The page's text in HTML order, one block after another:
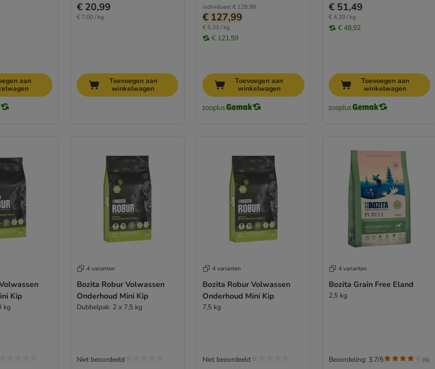
aan
€ 20,99
€ 7,00 / kg
Toevoegen aan
winkelwagen
individueel€ 128,98
€ 127,99
€ 5,33 / kg
€ 121,59
Toevoegen aan
winkelwagen
€ 51,49
€ 4,29 / kg
€ 48,92
Toevoegen aan
winkelwagen
Kip
kg
4 varianten
Bozita Robur Volwassen
Onderhoud Mini Kip
Dubbelpak: 2 x 7,5 kg
Niet beoordeeld
4 varianten
Bozita Robur Volwassen
Onderhoud Mini Kip
7,5 kg
Niet beoordeeld
4 varianten
Bozita Grain Free Eland
2,5 kg
Beoordeling: 3.7/5 (6)